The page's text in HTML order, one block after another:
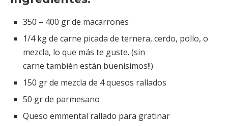
350 – 400 gr de macarrones
1/4 kg de carne picada de ternera, cerdo, pollo, o
mezcla, lo que más te guste. (sin
carne también están buenísimos!!)
150 gr de mezcla de 4 quesos rallados
50 gr de parmesano
Queso emmental rallado para gratinar